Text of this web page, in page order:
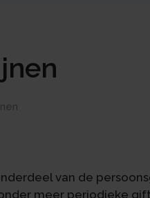
van de
meer periodieke